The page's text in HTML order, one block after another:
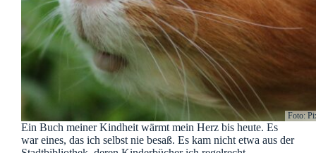
Foto:
Ein Buch meiner Kindheit wärmt mein Herz bis heute. Es
war eines, das ich selbst nie besaß. Es kam nicht etwa aus der